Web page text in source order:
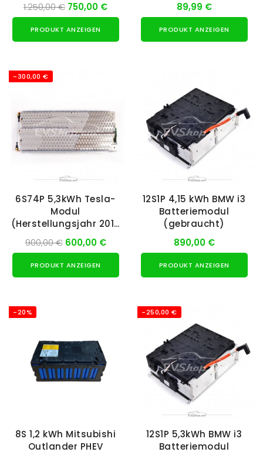
1.250,00 € 750,00 €
PRODUKT ANZEIGEN
89,99 €
PRODUKT ANZEIGEN
-300,00 €
6S74P 5,3kWh Tesla-
Modul
(Herstellungsjahr 2015
oder neuer)
900,00 € 600,00 €
PRODUKT ANZEIGEN
12S1P 4,15 kWh BMW i3
Batteriemodul
(gebraucht)
890,00 €
PRODUKT ANZEIGEN
-20%
8S 1,2 kWh Mitsubishi
Outlander PHEV
-250,00 €
12S1P 5,3kWh BMW i3
Batteriemodul